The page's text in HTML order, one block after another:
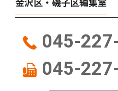
金沢区・磯子区編集室
045-
045-